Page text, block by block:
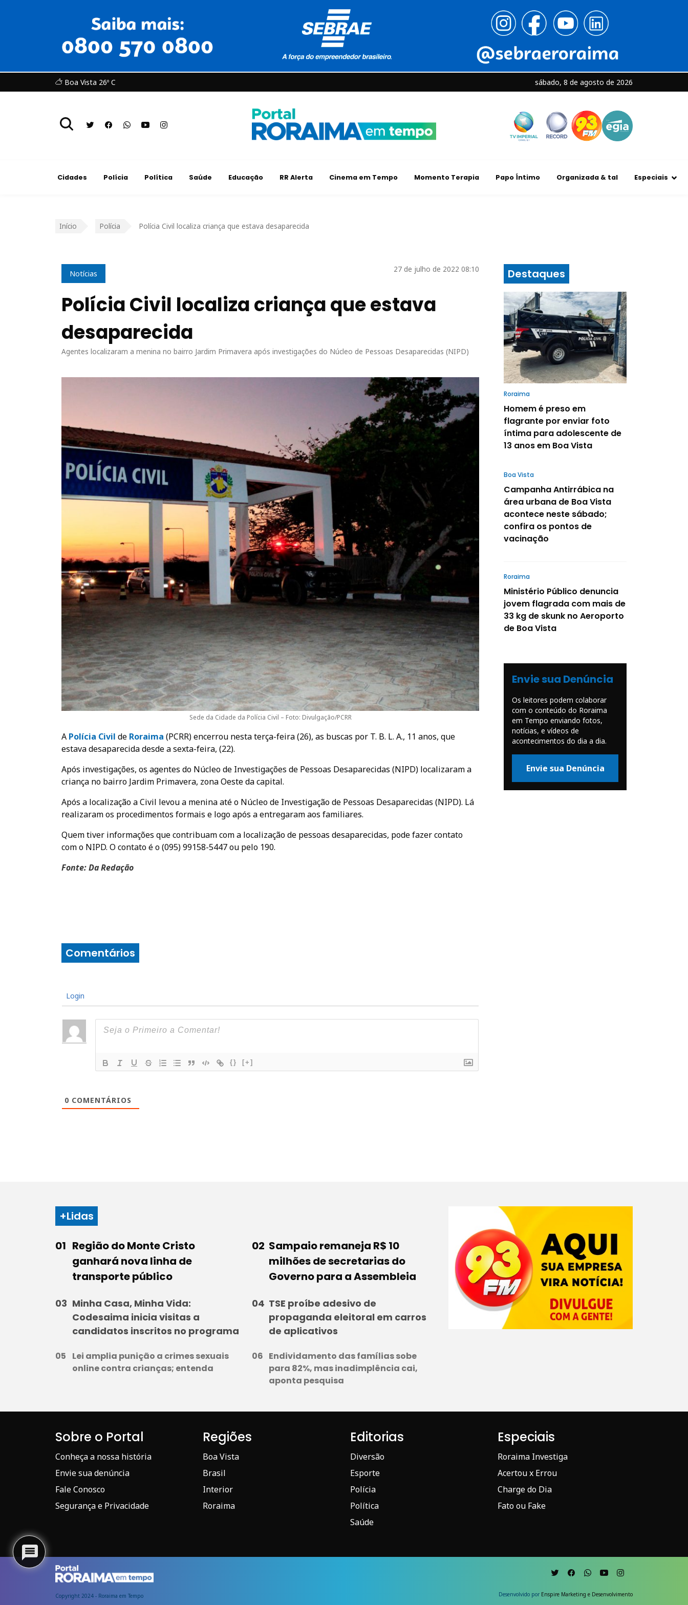
Boa Vista 26º C sábado, 8 de agosto de 2026
Cidades Polícia Política Saúde Educação RR Alerta Cinema em Tempo Momento Terapia Papo Íntimo Organizada & tal Especiais
Início Polícia Polícia Civil localiza criança que estava desaparecida
Notícias 27 de julho de 2022 08:10
Polícia Civil localiza criança que estava
desaparecida
Agentes localizaram a menina no bairro Jardim Primavera após investigações do Núcleo de Pessoas Desaparecidas (NIPD)
Sede da Cidade da Polícia Civil – Foto: Divulgação/PCRR
A Polícia Civil de Roraima (PCRR) encerrou nesta terça-feira (26), as buscas por T. B. L. A., 11 anos, que
estava desaparecida desde a sexta-feira, (22).
Após investigações, os agentes do Núcleo de Investigações de Pessoas Desaparecidas (NIPD) localizaram a
criança no bairro Jardim Primavera, zona Oeste da capital.
Após a localização a Civil levou a menina até o Núcleo de Investigação de Pessoas Desaparecidas (NIPD). Lá
realizaram os procedimentos formais e logo após a entregaram aos familiares.
Quem tiver informações que contribuam com a localização de pessoas desaparecidas, pode fazer contato
com o NIPD. O contato é o (095) 99158-5447 ou pelo 190.
Fonte: Da Redação
Comentários
Login
{} [+]
0 COMENTÁRIOS
Destaques
Roraima
Homem é preso em
flagrante por enviar foto
íntima para adolescente de
13 anos em Boa Vista
Boa Vista
Campanha Antirrábica na
área urbana de Boa Vista
acontece neste sábado;
confira os pontos de
vacinação
Roraima
Ministério Público denuncia
jovem flagrada com mais de
33 kg de skunk no Aeroporto
de Boa Vista
Envie sua Denúncia
Os leitores podem colaborar
com o conteúdo do Roraima
em Tempo enviando fotos,
notícias, e vídeos de
acontecimentos do dia a dia.
Envie sua Denúncia
+Lidas
Região do Monte Cristo
ganhará nova linha de
transporte público
Sampaio remaneja R$ 10
milhões de secretarias do
Governo para a Assembleia
Minha Casa, Minha Vida:
Codesaima inicia visitas a
candidatos inscritos no programa
TSE proíbe adesivo de
propaganda eleitoral em carros
de aplicativos
Lei amplia punição a crimes sexuais
online contra crianças; entenda
Endividamento das famílias sobe
para 82%, mas inadimplência cai,
aponta pesquisa
Sobre o Portal
Conheça a nossa história
Envie sua denúncia
Fale Conosco
Segurança e Privacidade
Regiões
Boa Vista
Brasil
Interior
Roraima
Editorias
Diversão
Esporte
Polícia
Política
Saúde
Especiais
Roraima Investiga
Acertou x Errou
Charge do Dia
Fato ou Fake
Copyright 2024 - Roraima em Tempo Desenvolvido por Enspire Marketing e Desenvolvimento